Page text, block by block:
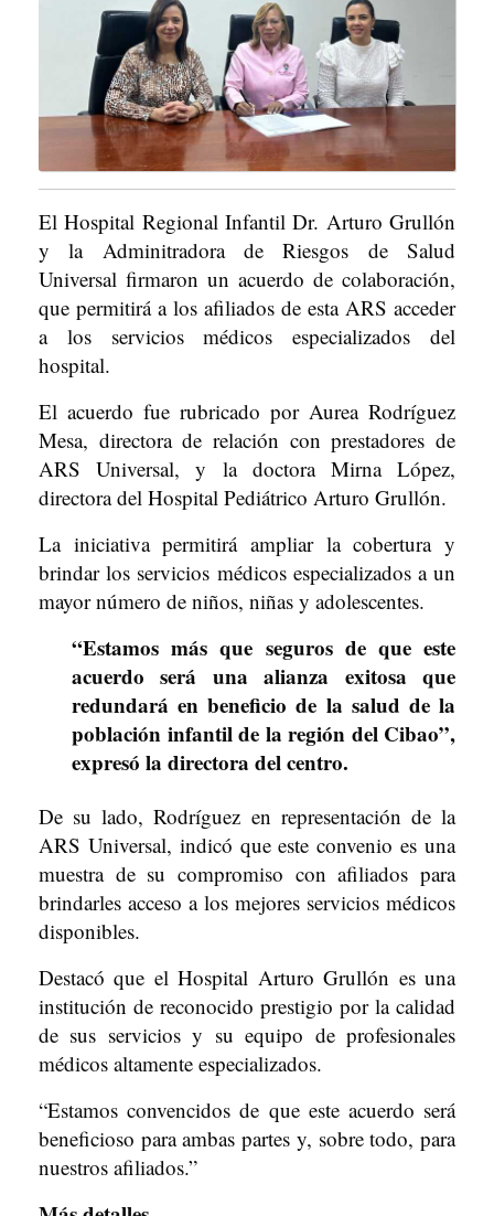
El Hospital Regional Infantil Dr. Arturo Grullón
y la Adminitradora de Riesgos de Salud
Universal firmaron un acuerdo de colaboración,
que permitirá a los afiliados de esta ARS acceder
a los servicios médicos especializados del
hospital.
El acuerdo fue rubricado por Aurea Rodríguez
Mesa, directora de relación con prestadores de
ARS Universal, y la doctora Mirna López,
directora del Hospital Pediátrico Arturo Grullón.
La iniciativa permitirá ampliar la cobertura y
brindar los servicios médicos especializados a un
mayor número de niños, niñas y adolescentes.
“Estamos más que seguros de que este
acuerdo será una alianza exitosa que
redundará en beneficio de la salud de la
población infantil de la región del Cibao”,
expresó la directora del centro.
De su lado, Rodríguez en representación de la
ARS Universal, indicó que este convenio es una
muestra de su compromiso con afiliados para
brindarles acceso a los mejores servicios médicos
disponibles.
Destacó que el Hospital Arturo Grullón es una
institución de reconocido prestigio por la calidad
de sus servicios y su equipo de profesionales
médicos altamente especializados.
“Estamos convencidos de que este acuerdo será
beneficioso para ambas partes y, sobre todo, para
nuestros afiliados.”